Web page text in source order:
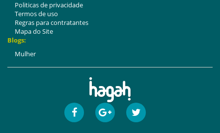
Politicas de privacidade
Termos de uso
Regras para contratantes
Mapa do Site
Blogs:
Mulher